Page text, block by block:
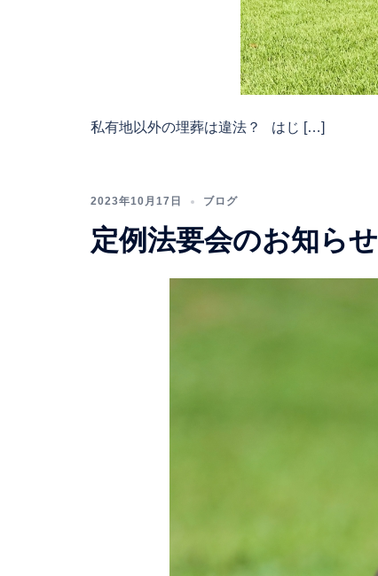
私有地以外の埋葬は違法？ はじ […]
2023年10月17日 ブログ
定例法要会のお知らせ